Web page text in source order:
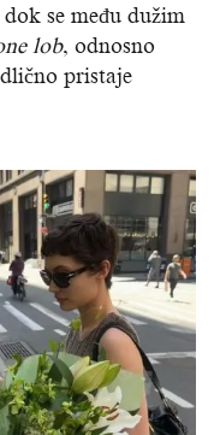
se među dužim
lob, odnosno
pristaje